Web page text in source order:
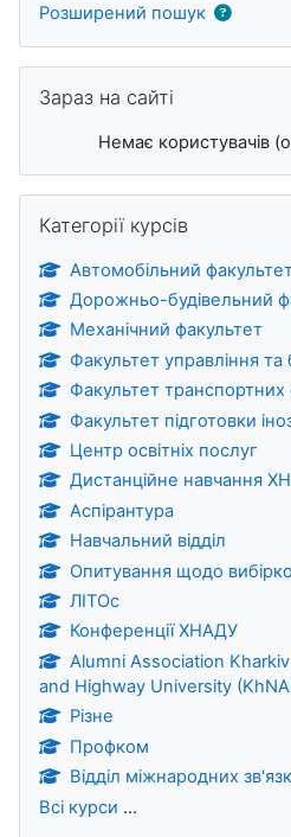
Розширений пошук
Зараз на сайті
Немає користувачів
Категорії курсів
Автомобільний
Дорожньо-будівельний
Механічний факультет
Факультет управління та
Факультет транспортних
Факультет підготовки
Центр освітніх послуг
Дистанційне навчання
Аспірантура
Навчальний відділ
Опитування щодо
ЛІТОс
Конференції ХНАДУ
Alumni Association
and Highway University
Різне
Профком
Відділ міжнародних
Всі курси ...